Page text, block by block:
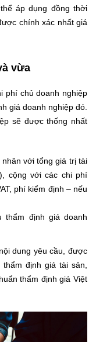
áp dụng đồng thời
chính xác nhất giá
vừa
phí chủ doanh nghiệp
giá doanh nghiệp đó.
sẽ được thống nhất
với tổng giá trị tài
cộng với các chi phí
phí kiểm định – nếu
thẩm định giá doanh
dung yêu cầu, được
định giá tài sản,
thẩm định giá Việt